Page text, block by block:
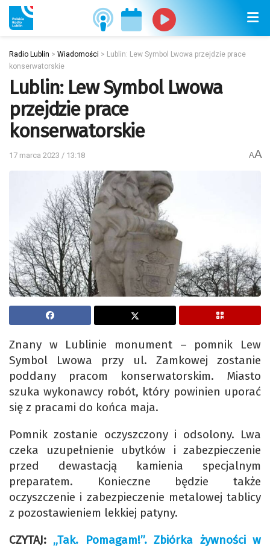
Radio Lublin > Wiadomości > Lublin: Lew Symbol Lwowa przejdzie prace
konserwatorskie
Lublin: Lew Symbol Lwowa
przejdzie prace
konserwatorskie
17 marca 2023 / 13:18 AA
Znany w Lublinie monument – pomnik Lew
Symbol Lwowa przy ul. Zamkowej zostanie
poddany pracom konserwatorskim. Miasto
szuka wykonawcy robót, który powinien uporać
się z pracami do końca maja.
Pomnik zostanie oczyszczony i odsolony. Lwa
czeka uzupełnienie ubytków i zabezpieczenie
przed dewastacją kamienia specjalnym
preparatem. Konieczne będzie także
oczyszczenie i zabezpieczenie metalowej tablicy
z pozostawieniem lekkiej patyny.
CZYTAJ: „Tak. Pomagam!”. Zbiórka żywności w